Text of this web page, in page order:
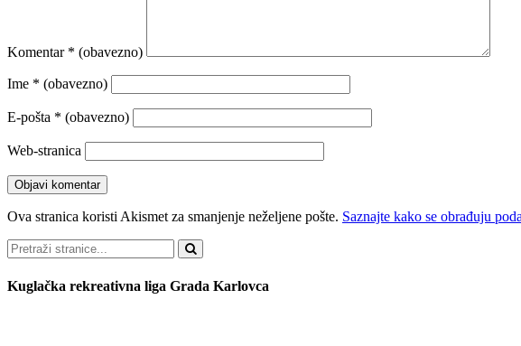
Komentar * (obavezno)
Ime * (obavezno)
E-pošta * (obavezno)
Web-stranica
Ova stranica koristi Akismet za smanjenje neželjene pošte. Saznajte kako se obrađuju
Pretraži
Kuglačka rekreativna liga Grada Karlovca